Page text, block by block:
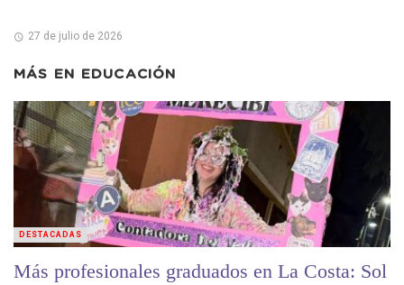
27 de julio de 2026
MÁS EN EDUCACIÓN
Más profesionales graduados en La Costa: Sol
DESTACADAS